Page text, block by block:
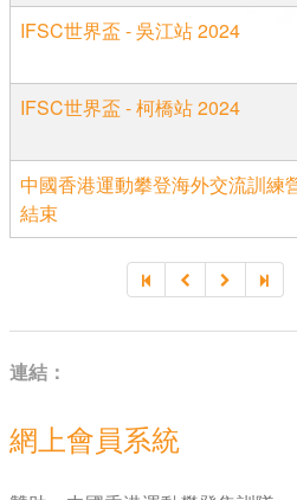
IFSC世界盃 - 吳江站 2024
IFSC世界盃 - 柯橋站 2024
中國香港運動攀登海外交流訓練
結束
連結：
網上會員系統